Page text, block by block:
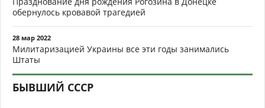
обернулось кровавой трагедией
28 мар 2022
Милитаризацией Украины все эти годы занимались
Штаты
БЫВШИЙ СССР